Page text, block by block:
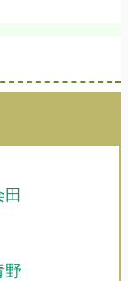
田
野